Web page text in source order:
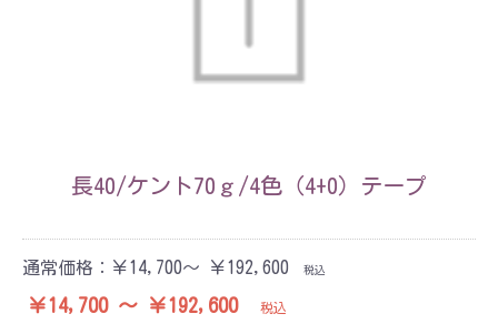
長40/ケント70ｇ/4色（4+0）テープ
通常価格： ￥14,700～ ￥192,600 税込
￥14,700 ～ ￥192,600 税込